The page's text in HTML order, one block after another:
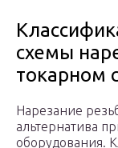
схемы
токарном
Нарезание
альтернатива
оборудования.